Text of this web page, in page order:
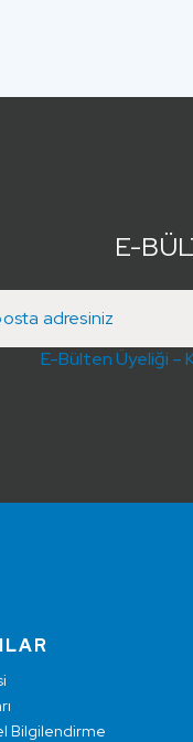
E-
E-Bülten Üyeliği –
Bilgilendirme